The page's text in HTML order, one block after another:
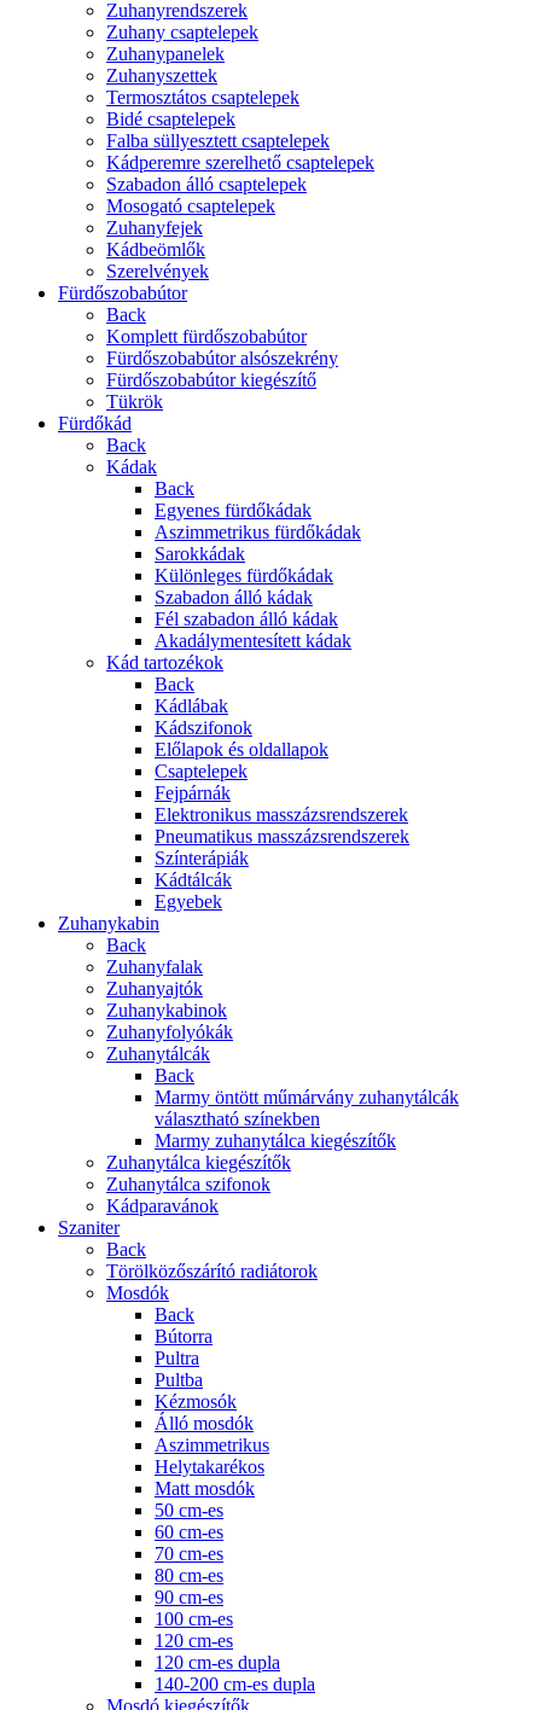
Zuhanyrendszerek
Zuhany csaptelepek
Zuhanypanelek
Zuhanyszettek
Termosztátos csaptelepek
Bidé csaptelepek
Falba süllyesztett csaptelepek
Kádperemre szerelhető csaptelepek
Szabadon álló csaptelepek
Mosogató csaptelepek
Zuhanyfejek
Kádbeömlők
Szerelvények
Fürdőszobabútor
Back
Komplett fürdőszobabútor
Fürdőszobabútor alsószekrény
Fürdőszobabútor kiegészítő
Tükrök
Fürdőkád
Back
Kádak
Back
Egyenes fürdőkádak
Aszimmetrikus fürdőkádak
Sarokkádak
Különleges fürdőkádak
Szabadon álló kádak
Fél szabadon álló kádak
Akadálymentesített kádak
Kád tartozékok
Back
Kádlábak
Kádszifonok
Előlapok és oldallapok
Csaptelepek
Fejpárnák
Elektronikus masszázsrendszerek
Pneumatikus masszázsrendszerek
Színterápiák
Kádtálcák
Egyebek
Zuhanykabin
Back
Zuhanyfalak
Zuhanyajtók
Zuhanykabinok
Zuhanyfolyókák
Zuhanytálcák
Back
Marmy öntött műmárvány zuhanytálcák
választható színekben
Marmy zuhanytálca kiegészítők
Zuhanytálca kiegészítők
Zuhanytálca szifonok
Kádparavánok
Szaniter
Back
Törölközőszárító radiátorok
Mosdók
Back
Bútorra
Pultra
Pultba
Kézmosók
Álló mosdók
Aszimmetrikus
Helytakarékos
Matt mosdók
50 cm-es
60 cm-es
70 cm-es
80 cm-es
90 cm-es
100 cm-es
120 cm-es
120 cm-es dupla
140-200 cm-es dupla
Mosdó kiegészítők